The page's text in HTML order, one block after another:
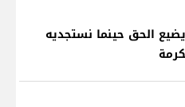
يضيع الحق حينما نستجديه